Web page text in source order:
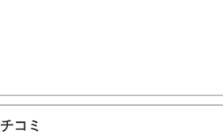
コミ